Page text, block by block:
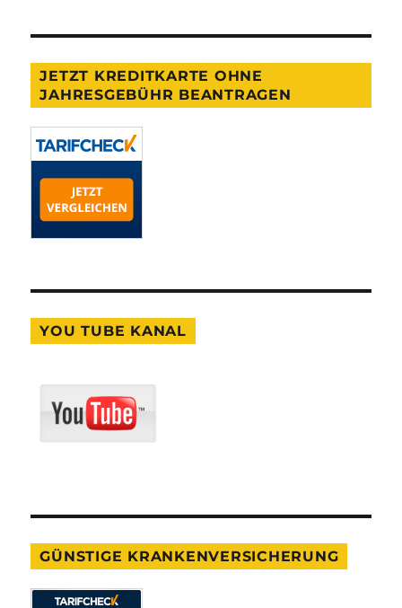
JETZT KREDITKARTE OHNE
JAHRESGEBÜHR BEANTRAGEN
YOU TUBE KANAL
GÜNSTIGE KRANKENVERSICHERUNG